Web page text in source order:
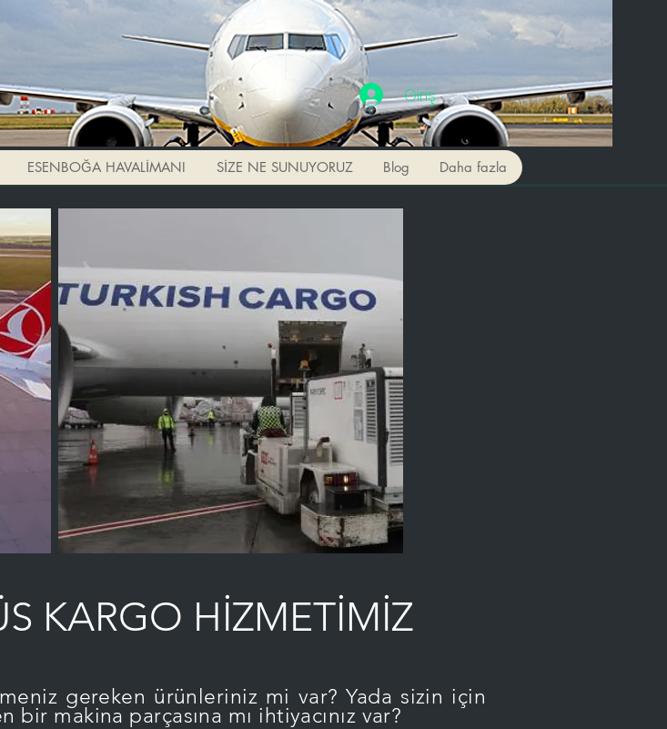
Giriş
ESENBOĞA HAVALİMANI SİZE NE SUNUYORUZ Blog Daha fazla
KARGO HİZMETİMİZ
gereken ürünleriniz mi var? Yada sizin için
makina parçasına mı ihtiyacınız var?